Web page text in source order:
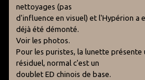
nettoyages (pas
d'influence en visuel) et l'Hypérion a
déjà été démonté.
Voir les photos.
Pour les puristes, la lunette présente
résiduel, normal c'est un
doublet ED chinois de base.